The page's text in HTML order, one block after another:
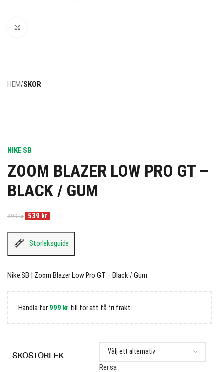
HEM SKOR
NIKE SB
ZOOM BLAZER LOW PRO GT –
BLACK / GUM
899kr 539 kr
Storleksguide
Nike SB | Zoom Blazer Low Pro GT – Black / Gum
Handla för 999 kr till för att få fri frakt!
SKOSTORLEK
Rensa